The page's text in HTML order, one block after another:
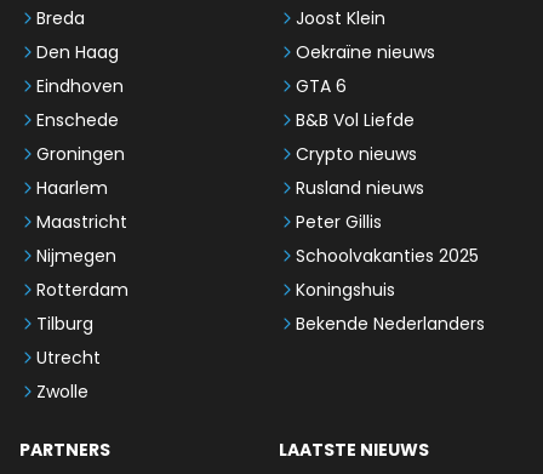
Breda
Den Haag
Eindhoven
Enschede
Groningen
Haarlem
Maastricht
Nijmegen
Rotterdam
Tilburg
Utrecht
Zwolle
Joost Klein
Oekraïne nieuws
GTA 6
B&B Vol Liefde
Crypto nieuws
Rusland nieuws
Peter Gillis
Schoolvakanties 2025
Koningshuis
Bekende Nederlanders
PARTNERS LAATSTE NIEUWS